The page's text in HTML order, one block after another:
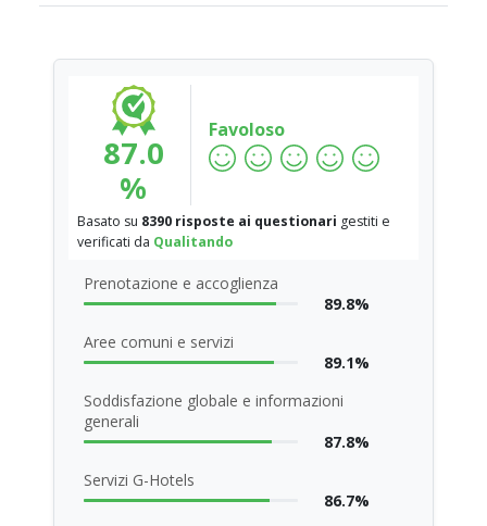
87.0
%
Favoloso
Basato su 8390 risposte ai questionari gestiti e
verificati da Qualitando
Prenotazione e accoglienza
89.8%
Aree comuni e servizi
89.1%
Soddisfazione globale e informazioni
generali
87.8%
Servizi G-Hotels
86.7%